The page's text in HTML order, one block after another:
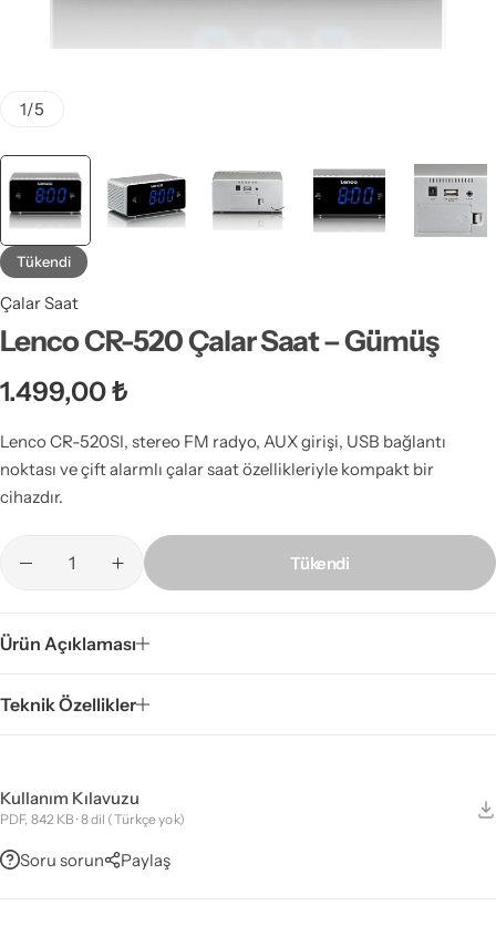
1/5
Tükendi
Çalar Saat
Lenco CR-520 Çalar Saat – Gümüş
1.499,00₺
Lenco CR-520SI, stereo FM radyo, AUX girişi, USB bağlantı
noktası ve çift alarmlı çalar saat özellikleriyle kompakt bir
cihazdır.
Tükendi
Ürün Açıklaması
Teknik Özellikler
Kullanım Kılavuzu
PDF, 842 KB · 8 dil (Türkçe yok)
Soru sorun Paylaş